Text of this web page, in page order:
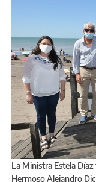
La Ministra Estela Díaz fue recibida por el intendente de Monte
Hermoso Alejandro